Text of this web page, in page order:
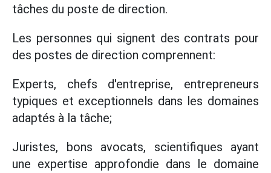
tâches du poste de direction.
Les personnes qui signent des contrats pour
des postes de direction comprennent:
Experts, chefs d'entreprise, entrepreneurs
typiques et exceptionnels dans les domaines
adaptés à la tâche;
Juristes, bons avocats, scientifiques ayant
une expertise approfondie dans le domaine